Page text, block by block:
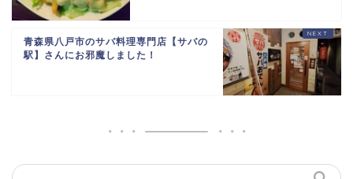
青森県八戸市のサバ料理専門店【サバの
駅】さんにお邪魔しました！